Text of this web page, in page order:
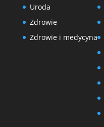
Uroda
Zdrowie
Zdrowie i medycyna